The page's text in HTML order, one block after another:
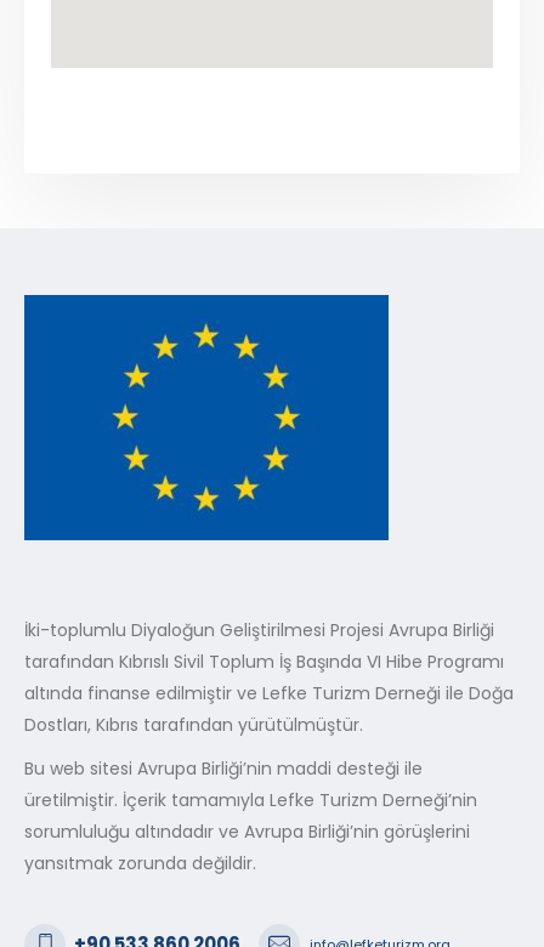
İki-toplumlu Diyaloğun Geliştirilmesi Projesi Avrupa Birliği
tarafından Kıbrıslı Sivil Toplum İş Başında VI Hibe Programı
altında finanse edilmiştir ve Lefke Turizm Derneği ile Doğa
Dostları, Kıbrıs tarafından yürütülmüştür.
Bu web sitesi Avrupa Birliği’nin maddi desteği ile
üretilmiştir. İçerik tamamıyla Lefke Turizm Derneği’nin
sorumluluğu altındadır ve Avrupa Birliği’nin görüşlerini
yansıtmak zorunda değildir.